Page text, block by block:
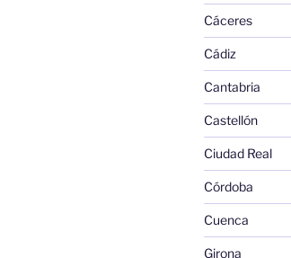
Cáceres
Cádiz
Cantabria
Castellón
Ciudad Real
Córdoba
Cuenca
Girona